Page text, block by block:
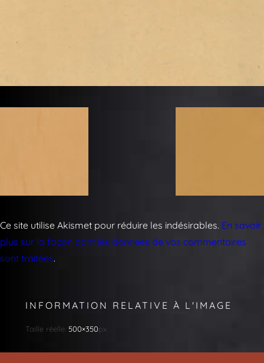
Ce site utilise Akismet pour réduire les indésirables. En savoir
plus sur la façon dont les données de vos commentaires
sont traitées.
INFORMATION RELATIVE À L'IMAGE
Taille réelle: 500×350px